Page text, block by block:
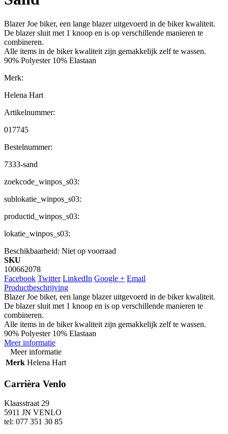
Blazer Joe biker, een lange blazer uitgevoerd in de biker kwaliteit.
De blazer sluit met 1 knoop en is op verschillende manieren te
combineren.
Alle items in de biker kwaliteit zijn gemakkelijk zelf te wassen.
90% Polyester 10% Elastaan
Merk:
Helena Hart
Artikelnummer:
017745
Bestelnummer:
7333-sand
zoekcode_winpos_s03:
sublokatie_winpos_s03:
productid_winpos_s03:
lokatie_winpos_s03:
Beschikbaarheid: Niet op voorraad
SKU
100662078
Facebook Twitter LinkedIn Google + Email
Productbeschrijving
Blazer Joe biker, een lange blazer uitgevoerd in de biker kwaliteit.
De blazer sluit met 1 knoop en is op verschillende manieren te
combineren.
Alle items in de biker kwaliteit zijn gemakkelijk zelf te wassen.
90% Polyester 10% Elastaan
Meer informatie
Meer informatie
Merk Helena Hart
Carrièra Venlo
Klaasstraat 29
5911 JN VENLO
tel: 077 351 30 85